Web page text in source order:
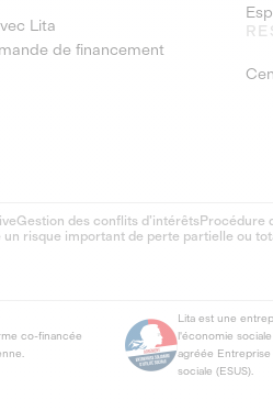
Lita
de financement
Gestion des conflits d’intérêtsProcédure
risque important de perte partielle ou
co-financée
Lita est une
l'économie
agréée Entreprise
sociale (ESUS).